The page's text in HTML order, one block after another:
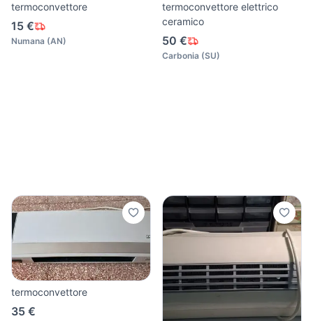
termoconvettore
15 €
Numana (AN)
termoconvettore elettrico
ceramico
50 €
Carbonia (SU)
termoconvettore
35 €